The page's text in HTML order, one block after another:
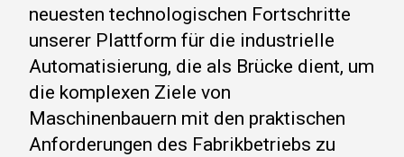
neuesten technologischen Fortschritte
unserer Plattform für die industrielle
Automatisierung, die als Brücke dient, um
die komplexen Ziele von
Maschinenbauern mit den praktischen
Anforderungen des Fabrikbetriebs zu